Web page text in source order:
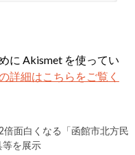
に Akismet を使ってい
詳細はこちらをご覧く
面白くなる「函館市北方民
等を展示